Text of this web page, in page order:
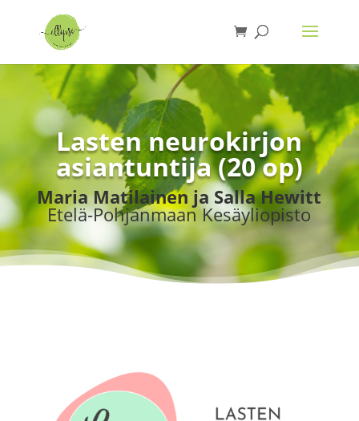
Lasten neurokirjon
asiantuntija (20 op)
Maria Matilainen ja Salla Hewitt
Etelä-Pohjanmaan Kesäyliopisto